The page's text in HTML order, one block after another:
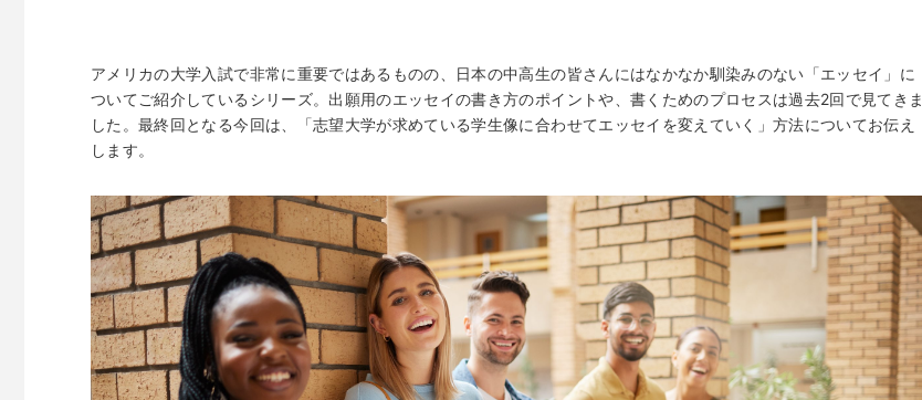
アメリカの大学入試で非常に重要ではあるものの、日本の中高生の皆さんにはなかなか馴染みのない「エッセイ」に
ついてご紹介しているシリーズ。出願用のエッセイの書き方のポイントや、書くためのプロセスは過去2回で見てきま
した。最終回となる今回は、「志望大学が求めている学生像に合わせてエッセイを変えていく」方法についてお伝え
します。